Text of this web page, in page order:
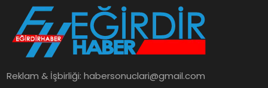
SPOR
TEKNOLOJI
Reklam & İşbirliği:habersonuclari@gmail.com